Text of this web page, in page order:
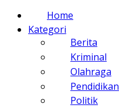
Home
Kategori
Berita
Kriminal
Olahraga
Pendidikan
Politik